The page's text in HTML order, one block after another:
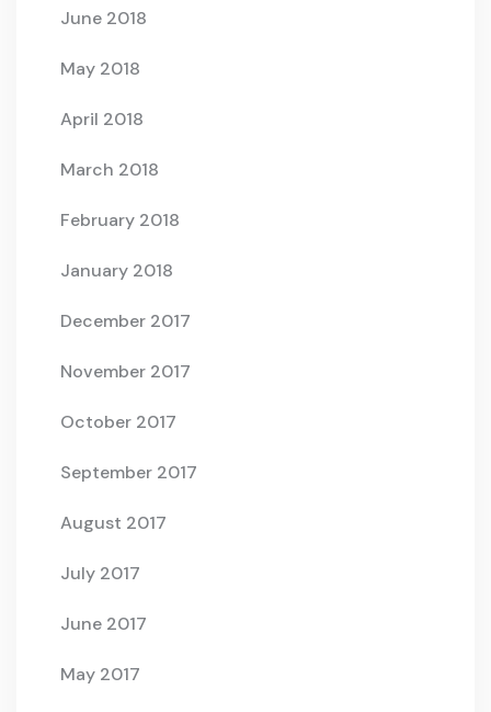
June 2018
May 2018
April 2018
March 2018
February 2018
January 2018
December 2017
November 2017
October 2017
September 2017
August 2017
July 2017
June 2017
May 2017